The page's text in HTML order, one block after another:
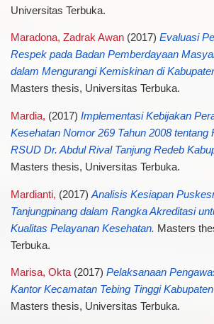
Universitas Terbuka.
Maradona, Zadrak Awan(2017) Evaluasi
Respek pada Badan Pemberdayaan
dalam Mengurangi Kemiskinan di
Masters thesis, Universitas Terbuka.
Mardia, (2017) Implementasi Kebijakan
Kesehatan Nomor 269 Tahun 2008 tentang
RSUD Dr. Abdul Rival Tanjung Redeb
Masters thesis, Universitas Terbuka.
Mardianti, (2017) Analisis Kesiapan
Tanjungpinang dalam Rangka Akreditasi
Kualitas Pelayanan Kesehatan. Masters
Terbuka.
Marisa, Okta(2017) Pelaksanaan
Kantor Kecamatan Tebing Tinggi
Masters thesis, Universitas Terbuka.